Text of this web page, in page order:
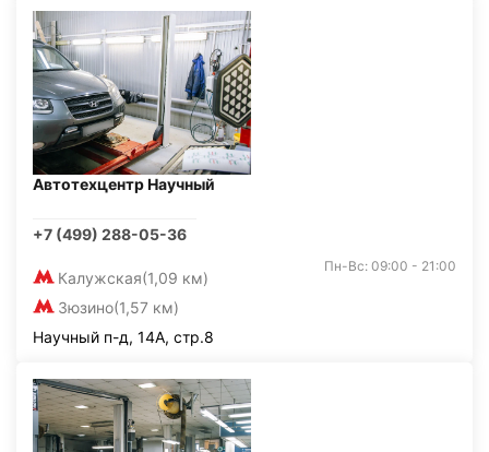
Автотехцентр Научный
+7 (499) 288-05-36
Калужская(1,09 км)
Зюзино(1,57 км)
Пн-Вс: 09:00 - 21:00
Научный п-д, 14А, стр.8